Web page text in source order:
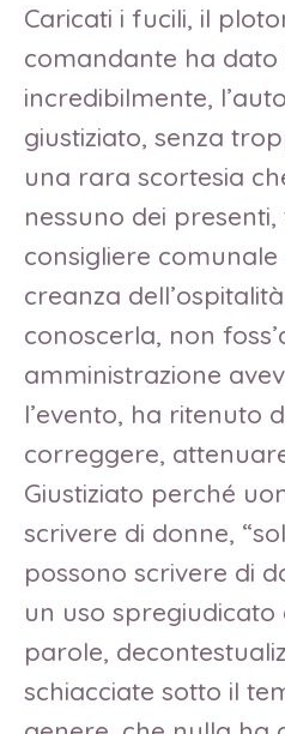
Caricati i fucili, il
comandante ha dato
incredibilmente,
giustiziato, senza
una rara scortesia
nessuno dei
consigliere
creanza
conoscerla, non
amministrazione
l’evento, ha ritenuto
correggere,
Giustiziato perché
scrivere di donne,
possono scrivere di
un uso spregiudicato
parole,
schiacciate sotto il